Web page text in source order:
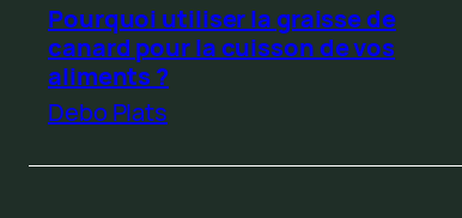
Pourquoi utiliser la graisse de
canard pour la cuisson de vos
aliments ?
Debo Plats